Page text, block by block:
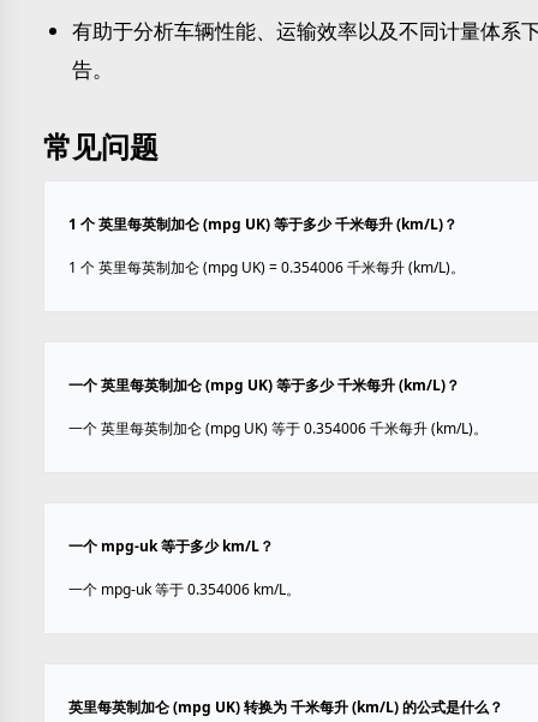
有助于分析车辆性能、运输效率以及不同计量体系
告。
常见问题
1 个 英里每英制加仑 (mpg UK) 等于多少 千米每升 (km/L)？
1 个 英里每英制加仑 (mpg UK) = 0.354006 千米每升 (km/L)。
一个 英里每英制加仑 (mpg UK) 等于多少 千米每升 (km/L)？
一个 英里每英制加仑 (mpg UK) 等于 0.354006 千米每升 (km/L)。
一个 mpg-uk 等于多少 km/L？
一个 mpg-uk 等于 0.354006 km/L。
英里每英制加仑 (mpg UK) 转换为 千米每升 (km/L) 的公式是什么？